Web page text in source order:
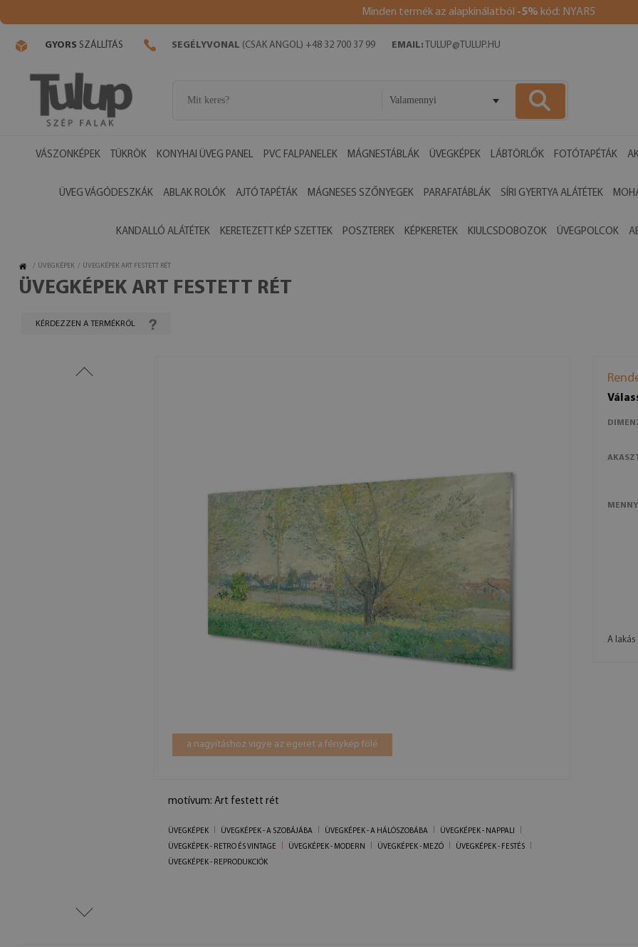
Minden termék az alapkínálatból -5% kód: NYAR5
GYORS SZÁLLÍTÁS SEGÉLYVONAL (CSAK ANGOL) +48 32 700 37 99 EMAIL: TULUP@TULUP.HU
Valamennyi
VÁSZONKÉPEK TÜKRÖK KONYHAI ÜVEG PANEL PVC FALPANELEK MÁGNESTÁBLÁK ÜVEGKÉPEK LÁBTÖRLŐK FOTÓTAPÉTÁK
ÜVEG VÁGÓDESZKÁK ABLAK ROLÓK AJTÓ TAPÉTÁK MÁGNESES SZŐNYEGEK PARAFATÁBLÁK SÍRI GYERTYA ALÁTÉTEK
KANDALLÓ ALÁTÉTEK KERETEZETT KÉP SZETTEK POSZTEREK KÉPKERETEK KIULCSDOBOZOK ÜVEGPOLCOK
/ ÜVEGKÉPEK / ÜVEGKÉPEK ART FESTETT RÉT
ÜVEGKÉPEK ART FESTETT RÉT
KÉRDEZZEN A TERMÉKRŐL
a nagyításhoz vigye az egeret a fénykép fölé
motívum: Art festett rét
ÜVEGKÉPEK ÜVEGKÉPEK - A SZOBÁJÁBA ÜVEGKÉPEK - A HÁLÓSZOBÁBA
ÜVEGKÉPEK - NAPPALI
ÜVEGKÉPEK - RETRO ÉS VINTAGE
ÜVEGKÉPEK - MODERN ÜVEGKÉPEK - MEZŐ
ÜVEGKÉPEK - FESTÉS
ÜVEGKÉPEK - REPRODUKCIÓK
A